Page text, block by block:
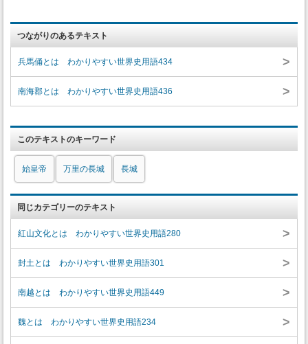
つながりのあるテキスト
兵馬俑とは わかりやすい世界史用語434 >
南海郡とは わかりやすい世界史用語436 >
このテキストのキーワード
始皇帝 万里の長城 長城
同じカテゴリーのテキスト
紅山文化とは わかりやすい世界史用語280 >
封土とは わかりやすい世界史用語301 >
南越とは わかりやすい世界史用語449 >
魏とは わかりやすい世界史用語234 >